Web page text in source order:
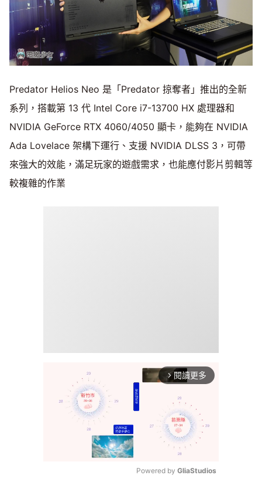
Predator Helios Neo 是「Predator 掠奪者」推出的全新
系列，搭載第 13 代 Intel Core i7-13700 HX 處理器和
NVIDIA GeForce RTX 4060/4050 顯卡，能夠在 NVIDIA
Ada Lovelace 架構下運行、支援 NVIDIA DLSS 3，可帶
來強大的效能，滿足玩家的遊戲需求，也能應付影片剪輯等
較複雜的作業
arrow_forward_ios 閱讀更多
Powered by GliaStudios